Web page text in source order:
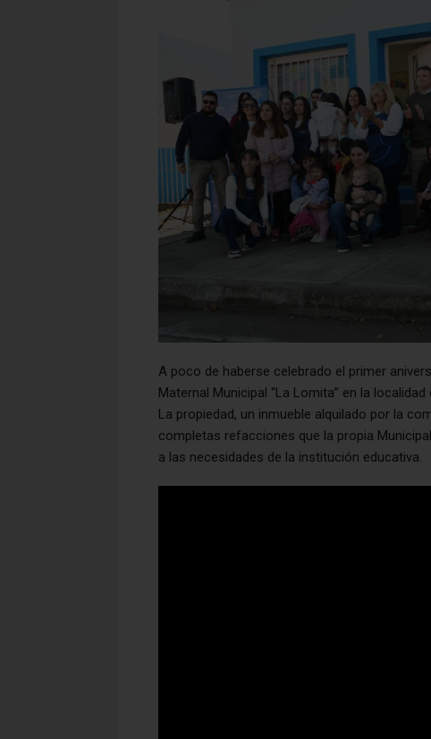
A poco de haberse celebrado el primer
Maternal Municipal “La Lomita” en la
La propiedad, un inmueble alquilado por la
completas refacciones que la propia
a las necesidades de la institución educativa.